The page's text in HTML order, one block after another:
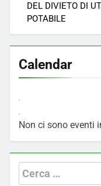
DEL DIVIETO DI
POTABILE
Calendar
Non ci sono eventi
Ricerca